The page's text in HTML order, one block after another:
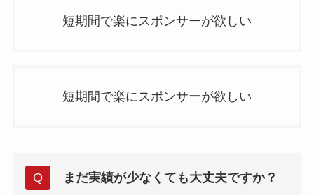
短期間で楽にスポンサーが欲しい
短期間で楽にスポンサーが欲しい
まだ実績が少なくても大丈夫ですか？